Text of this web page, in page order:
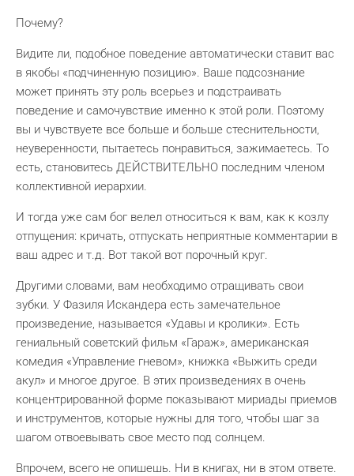
Почему?
Видите ли, подобное поведение автоматически ставит вас
в якобы «подчиненную позицию». Ваше подсознание
может принять эту роль всерьез и подстраивать
поведение и самочувствие именно к этой роли. Поэтому
вы и чувствуете все больше и больше стеснительности,
неуверенности, пытаетесь понравиться, зажимаетесь. То
есть, становитесь ДЕЙСТВИТЕЛЬНО последним членом
коллективной иерархии.
И тогда уже сам бог велел относиться к вам, как к козлу
отпущения: кричать, отпускать неприятные комментарии в
ваш адрес и т.д. Вот такой вот порочный круг.
Другими словами, вам необходимо отращивать свои
зубки. У Фазиля Искандера есть замечательное
произведение, называется «Удавы и кролики». Есть
гениальный советский фильм «Гараж», американская
комедия «Управление гневом», книжка «Выжить среди
акул» и многое другое. В этих произведениях в очень
концентрированной форме показывают мириады приемов
и инструментов, которые нужны для того, чтобы шаг за
шагом отвоевывать свое место под солнцем.
Впрочем, всего не опишешь. Ни в книгах, ни в этом ответе.